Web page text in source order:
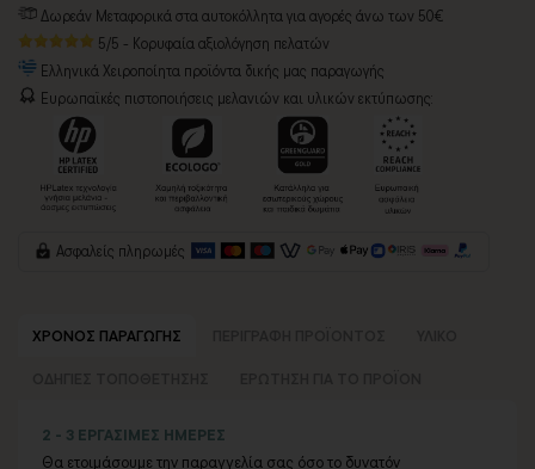
Δωρεάν Μεταφορικά στα αυτοκόλλητα για αγορές άνω των 50€
5/5 - Κορυφαία αξιολόγηση πελατών
Ελληνικά Χειροποίητα προϊόντα δικής μας παραγωγής
Ευρωπαϊκές πιστοποιήσεις μελανιών και υλικών εκτύπωσης:
Ασφαλείς πληρωμές
ΧΡΟΝΟΣ ΠΑΡΑΓΩΓΗΣ
2 - 3 ΕΡΓΑΣΙΜΕΣ ΗΜΕΡΕΣ
Θα ετοιμάσουμε την παραγγελία σας όσο το δυνατόν